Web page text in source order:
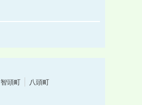
智頭町 八頭町